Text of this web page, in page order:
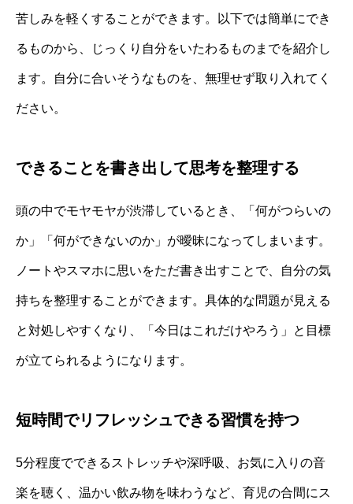
苦しみを軽くすることができます。以下では簡単にでき
るものから、じっくり自分をいたわるものまでを紹介し
ます。自分に合いそうなものを、無理せず取り入れてく
ださい。
できることを書き出して思考を整理する
頭の中でモヤモヤが渋滞しているとき、「何がつらいの
か」「何ができないのか」が曖昧になってしまいます。
ノートやスマホに思いをただ書き出すことで、自分の気
持ちを整理することができます。具体的な問題が見える
と対処しやすくなり、「今日はこれだけやろう」と目標
が立てられるようになります。
短時間でリフレッシュできる習慣を持つ
5分程度でできるストレッチや深呼吸、お気に入りの音
楽を聴く、温かい飲み物を味わうなど、育児の合間にス